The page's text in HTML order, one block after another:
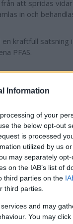
Information
of your
the below opt-out
is processed
utilized by us
may separately
on the IAB’s list of
third parties on the
third parties.
and may
You may
att spridas
in och
kraftfull satsning
PFAS.
problemet
på Ragn-Sells